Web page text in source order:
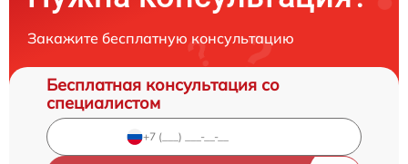
Закажите бесплатную консультацию
Бесплатная консультация со
специалистом